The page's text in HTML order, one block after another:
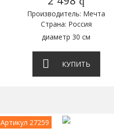
Производитель: Мечта
Страна: Россия
диаметр 30 см
КУПИТЬ
Артикул 27259